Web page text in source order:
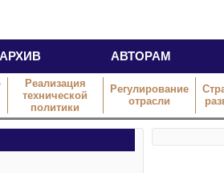
АРХИВ АВТОРАМ
Реализация
технической
политики
Регулирование
отрасли